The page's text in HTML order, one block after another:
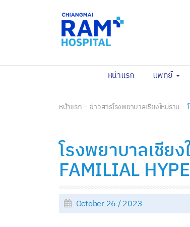
หน้าแรก (current)
แพทย์
หน้าแรก ข่าวสารโรงพยาบาลเชียงใหม่ราม
โรงพยาบาลเชีย
FAMILIAL
October 26 / 2023